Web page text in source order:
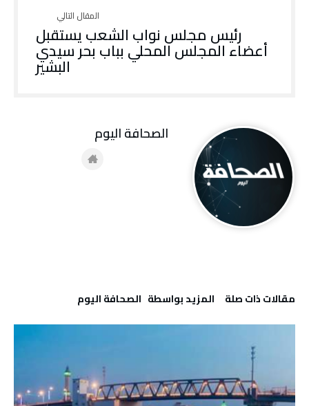
رئيس مجلس نواب الشعب يستقبل
أعضاء المجلس المحلي بباب بحر سيدي
البشير
‫مقالات ذات صلة‬ ‫‫المزيد بواسطة‬ ‬ ‭ ‬الصحافة‭ ‬اليوم